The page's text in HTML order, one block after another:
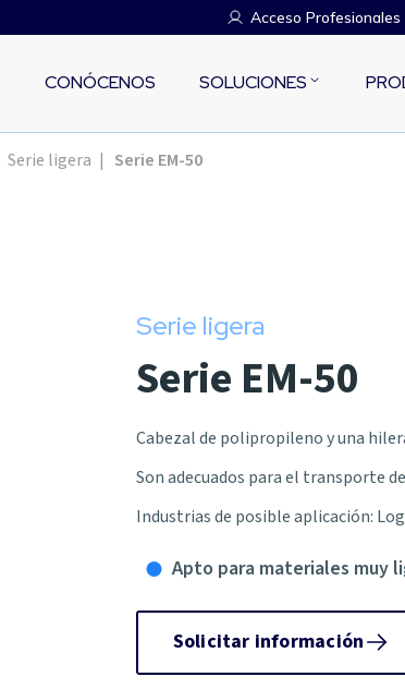
Acceso Profesionales
CONÓCENOS SOLUCIONES
Serie ligera | Serie EM-50
Serie ligera
Serie EM-50
Cabezal de polipropileno y una
Son adecuados para el transporte
Industrias de posible aplicación:
Apto para materiales muy
Solicitar información